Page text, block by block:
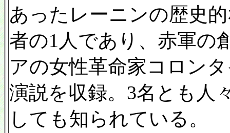
あったレーニンの歴史
者の1人であり、赤軍の
アの女性革命家コロン
演説を収録。3名とも人
しても知られている。